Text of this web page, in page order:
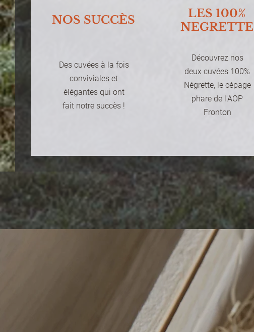
NOS SUCCÈS
Des cuvées à la fois
conviviales et
élégantes qui ont
fait notre succès !
LES 100%
NEGRETTE
Découvrez nos
deux cuvées 100%
Négrette, le cépage
phare de l'AOP
Fronton